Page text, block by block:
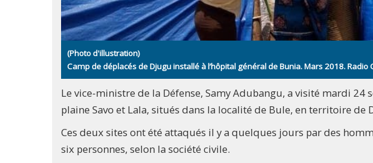
(Photo d'illustration)
Camp de déplacés de Djugu installé à l’hôpital général de Bunia. Mars 2018. Radio
Le vice-ministre de la Défense, Samy Adubangu, a visité mardi 24
plaine Savo et Lala, situés dans la localité de Bule, en territoire de
Ces deux sites ont été attaqués il y a quelques jours par des
six personnes, selon la société civile.